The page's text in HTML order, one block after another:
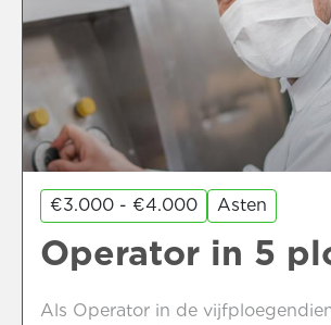
€3.000 - €4.000 Asten
Operator in 5
Als Operator in de